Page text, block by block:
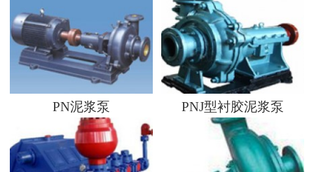
PN泥浆泵 PNJ型衬胶泥浆泵